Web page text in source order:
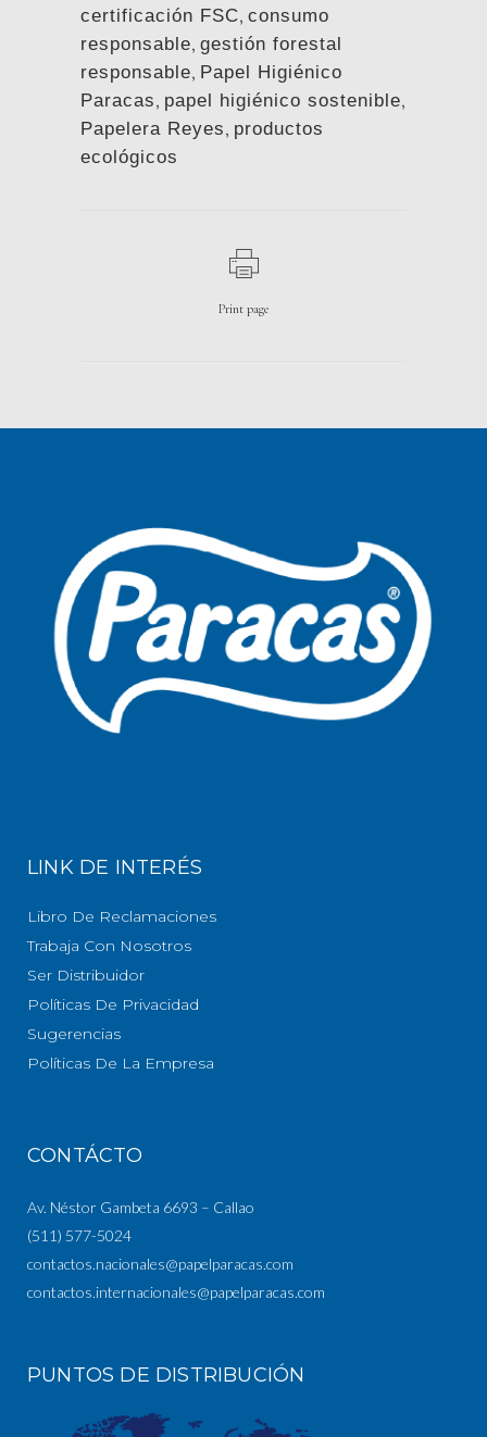
certificación FSC, consumo
responsable, gestión forestal
responsable, Papel Higiénico
Paracas, papel higiénico sostenible,
Papelera Reyes, productos
ecológicos
Print page
LINK DE INTERÉS
Libro De Reclamaciones
Trabaja Con Nosotros
Ser Distribuidor
Políticas De Privacidad
Sugerencias
Políticas De La Empresa
CONTÁCTO
Av. Néstor Gambeta 6693 – Callao
(511) 577-5024
contactos.nacionales@papelparacas.com
contactos.internacionales@papelparacas.com
PUNTOS DE DISTRIBUCIÓN